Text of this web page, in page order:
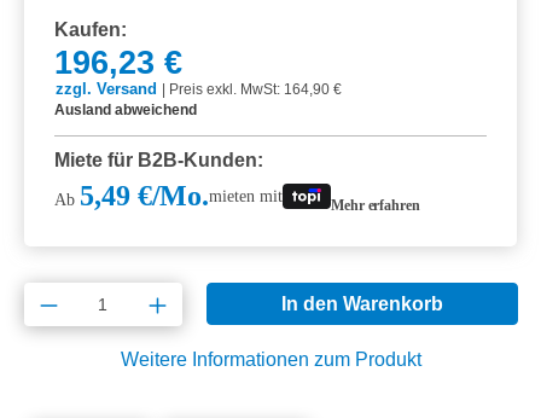
Kaufen:
196,23 €
zzgl. Versand
Preis exkl. MwSt: 164,90 €
Ausland abweichend
Miete für B2B-Kunden:
Ab 5,49 €/Mo.mieten mit Mehr erfahren
Produkt Anzahl: Gib den gewünschten
In den Warenkorb
Weitere Informationen zum Produkt